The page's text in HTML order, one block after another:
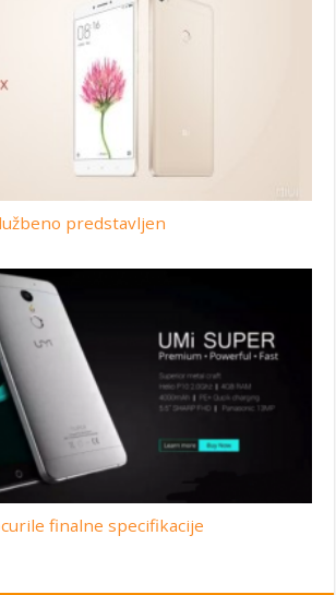
predstavljen
finalne specifikacije